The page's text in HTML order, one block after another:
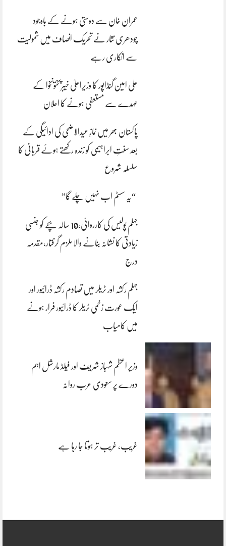
عمران خان سے دوستی ہونے کے باوجود
چودھری نثار نے تحریک انصاف میں شمولیت
سے انکاری رہے
علی امین گنڈاپور کا وزیراعلیٰ خیبرپختونخوا کے
عہدے سے مستعفی ہونے کا اعلان
پاکستان بھر میں نمازِ عیدالاضحی کی ادائیگی کے
بعد سنتِ ابراہیمی کو زندہ رکھتے ہوئے قربانی کا
سلسلہ شروع
“یہ سسٹم اب نہیں چلے گا”
جہلم پولیس کی کارروائی،10 سالہ بچے کو جنسی
زیادتی کا نشانہ بنانے والا ملزم گرفتار،مقدمہ
درج
جہلم رکشہ اور ٹریلر میں تصادم رکشہ ڈرائیور اور
ایک عورت زخمی ٹریلر کا ڈرائیور فرار ہونے
میں کامیاب
وزیر اعظم شہباز شریف اور فیلڈ مارشل اہم
دورے پر سعودی عرب روانہ
غریب، غریب تر ہوتا جا رہا ہے